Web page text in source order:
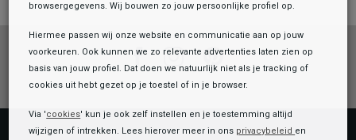
FacebookInstagramPinterest
browsergegevens. Wij bouwen zo jouw persoonlijke profiel op.
Hiermee passen wij onze website en communicatie aan op jouw
voorkeuren. Ook kunnen we zo relevante advertenties laten zien op
basis van jouw profiel. Dat doen we natuurlijk niet als je tracking of
cookies uit hebt gezet op je toestel of in je browser.
Via 'cookies' kun je ook zelf instellen en je toestemming altijd
wijzigen of intrekken. Lees hierover meer in ons privacybeleid en